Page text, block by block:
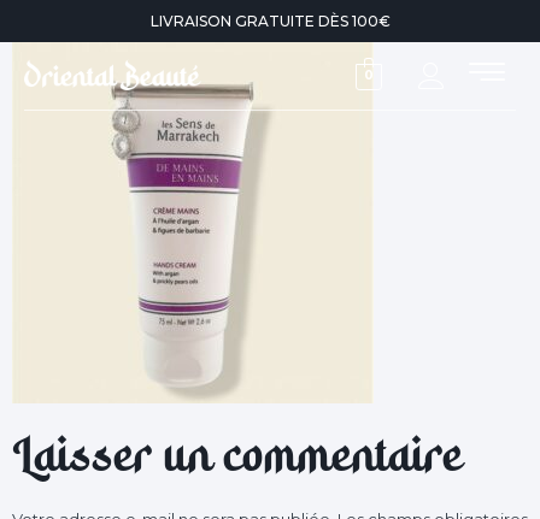
LIVRAISON GRATUITE DÈS 100€
0
Laisser un commentaire